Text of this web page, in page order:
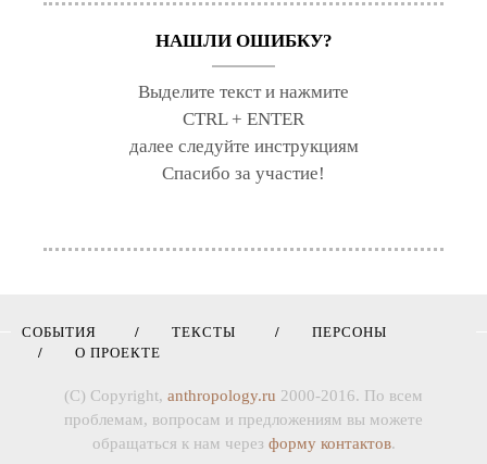
НАШЛИ ОШИБКУ?
Выделите текст и нажмите
CTRL + ENTER
далее следуйте инструкциям
Спасибо за участие!
СОБЫТИЯ ТЕКСТЫ
ПЕРСОНЫ
О ПРОЕКТЕ
(C) Copyright, anthropology.ru 2000-2016. По всем
проблемам, вопросам и предложениям вы можете
обращаться к нам через форму контактов.